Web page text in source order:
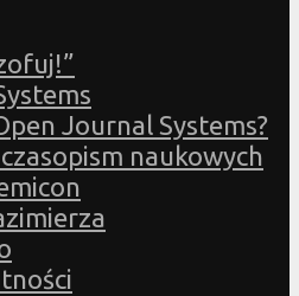
Journal Systems?
naukowych